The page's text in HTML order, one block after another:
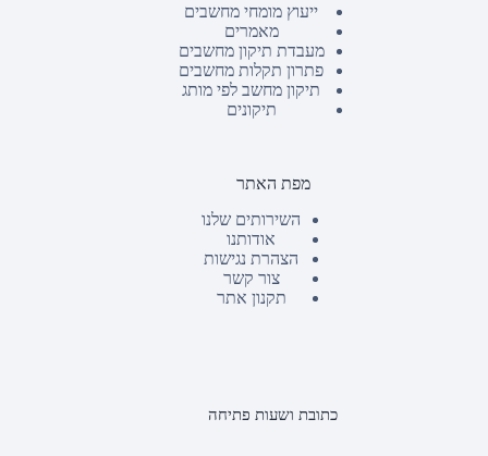
ייעוץ מומחי מחשבים
מאמרים
מעבדת תיקון מחשבים
פתרון תקלות מחשבים
תיקון מחשב לפי מותג
תיקונים
מפת האתר
השירותים שלנו
אודותנו
הצהרת נגישות
צור קשר
תקנון אתר
כתובת ושעות פתיחה